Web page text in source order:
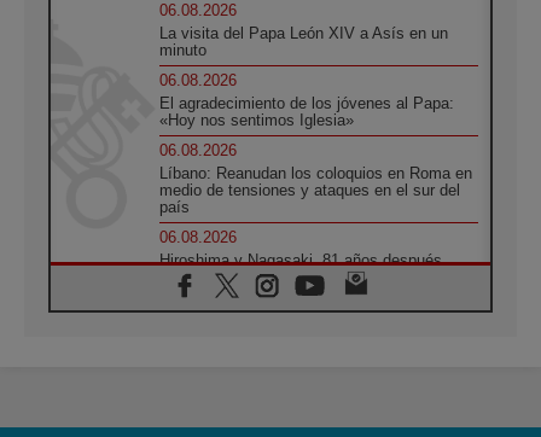
06.08.2026
La visita del Papa León XIV a Asís en un
minuto
06.08.2026
El agradecimiento de los jóvenes al Papa:
«Hoy nos sentimos Iglesia»
06.08.2026
Líbano: Reanudan los coloquios en Roma en
medio de tensiones y ataques en el sur del
país
06.08.2026
Hiroshima y Nagasaki, 81 años después.
Comienzan "Diez Días Oración por la Paz"
06.08.2026